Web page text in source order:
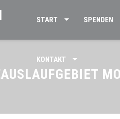
START SPENDEN
KONTAKT